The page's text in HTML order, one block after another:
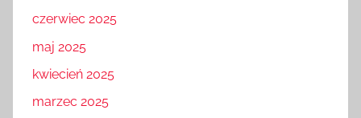
czerwiec 2025
maj 2025
kwiecień 2025
marzec 2025